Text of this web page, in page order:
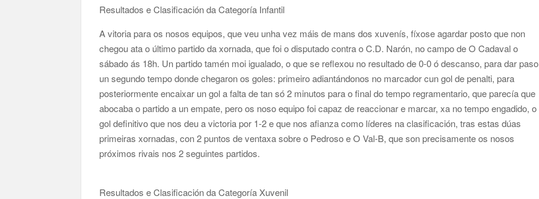
Resultados e Clasificación da Categoría Infantil
A vitoria para os nosos equipos, que veu unha vez máis de mans dos xuvenís, fíxose agardar posto que non
chegou ata o último partido da xornada, que foi o disputado contra o C.D. Narón, no campo de O Cadaval o
sábado ás 18h. Un partido tamén moi igualado, o que se reflexou no resultado de 0-0 ó descanso, para dar
un segundo tempo donde chegaron os goles: primeiro adiantándonos no marcador cun gol de penalti, para
posteriormente encaixar un gol a falta de tan só 2 minutos para o final do tempo regramentario, que parecía que
abocaba o partido a un empate, pero os noso equipo foi capaz de reaccionar e marcar, xa no tempo engadido, o
gol definitivo que nos deu a victoria por 1-2 e que nos afianza como líderes na clasificación, tras estas dúas
primeiras xornadas, con 2 puntos de ventaxa sobre o Pedroso e O Val-B, que son precisamente os nosos
próximos rivais nos 2 seguintes partidos.
Resultados e Clasificación da Categoría Xuvenil